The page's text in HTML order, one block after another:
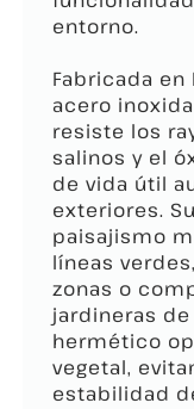
entorno.
Fabricada
acero
resiste los
salinos y el
de vida útil
exteriores.
paisajismo
líneas
zonas o
jardineras
hermético
vegetal,
estabilidad